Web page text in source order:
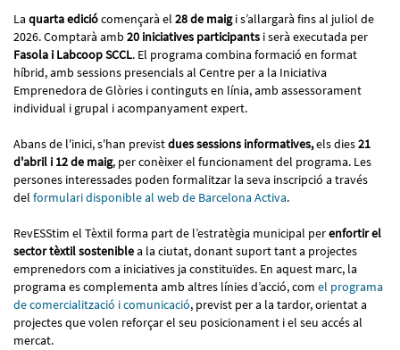
La quarta ediciócomençarà el 28 de maigi s’allargarà fins al juliol de
2026. Comptarà amb 20 iniciatives participants i serà executada per
Fasola i Labcoop SCCL. El programa combina formació en format
híbrid, amb sessions presencials al Centre per a la Iniciativa
Emprenedora de Glòries i continguts en línia, amb assessorament
individual i grupal i acompanyament expert.
Abans de l'inici, s'han previstdues sessions informatives,els dies21
d'abril i 12 de maig, per conèixer el funcionament del programa. Les
persones interessades poden formalitzar la seva inscripció a través
del formulari disponible al web de Barcelona Activa.
RevESStim el Tèxtil forma part de l’estratègia municipal perenfortir el
sector tèxtil sosteniblea la ciutat, donant suport tant a projectes
emprenedors com a iniciatives ja constituïdes. En aquest marc, la
programa es complementa amb altres línies d’acció, com el programa
de comercialització i comunicació, previst per a la tardor, orientat a
projectes que volen reforçar el seu posicionament i el seu accés al
mercat.